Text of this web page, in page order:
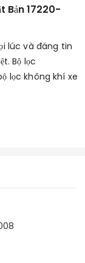
Bản 17220-
lúc và đáng tin
Bộ lọc
lọc không khí xe